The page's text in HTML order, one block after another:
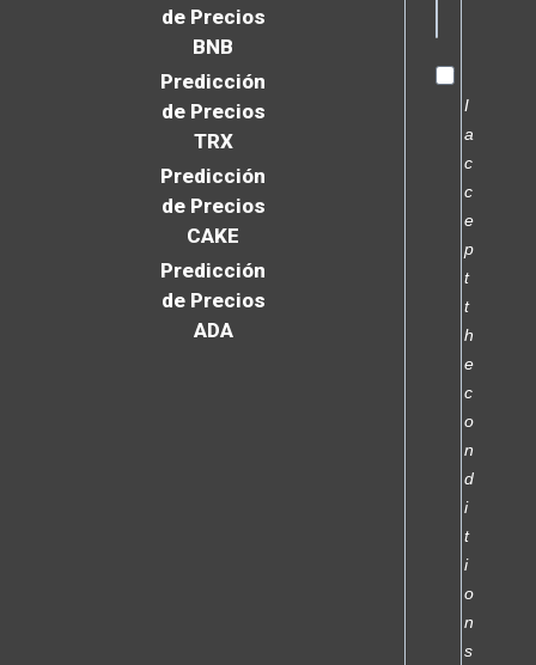
de Precios
BNB
Predicción
de Precios
TRX
Predicción
de Precios
CAKE
Predicción
de Precios
ADA
I
a
c
c
e
p
t
t
h
e
c
o
n
d
i
t
i
o
n
s